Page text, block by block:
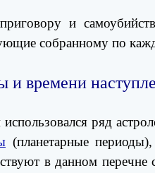
и
собранному по
и времени
ряд
(планетарные
в данном